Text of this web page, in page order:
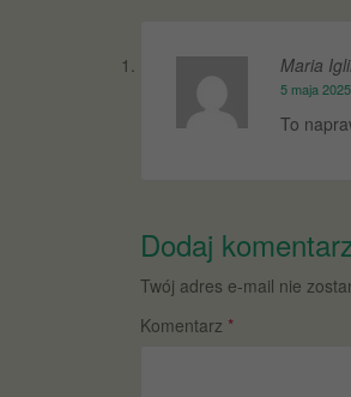
Maria
5 maja
To
Dodaj
Twój adres e-mail nie
Komentarz *